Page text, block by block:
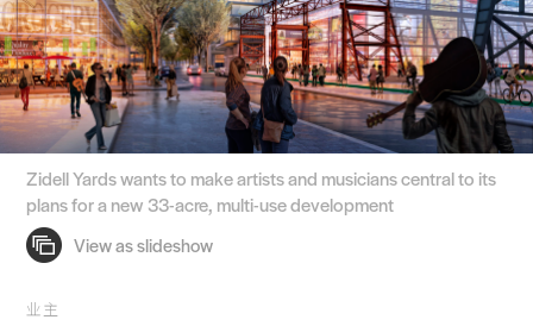
Zidell Yards wants to make artists and musicians central to its
plans for a new 33-acre, multi-use development
业主